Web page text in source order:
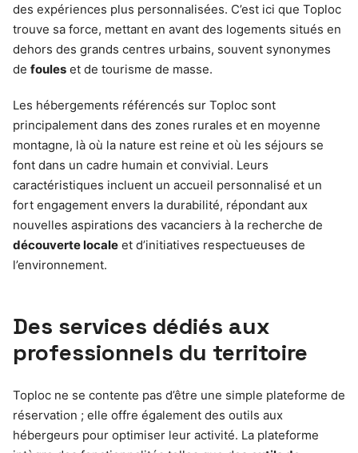
des expériences plus personnalisées. C’est ici que Toploc
trouve sa force, mettant en avant des logements situés en
dehors des grands centres urbains, souvent synonymes
de foules et de tourisme de masse.
Les hébergements référencés sur Toploc sont
principalement dans des zones rurales et en moyenne
montagne, là où la nature est reine et où les séjours se
font dans un cadre humain et convivial. Leurs
caractéristiques incluent un accueil personnalisé et un
fort engagement envers la durabilité, répondant aux
nouvelles aspirations des vacanciers à la recherche de
découverte locale et d’initiatives respectueuses de
l’environnement.
Des services dédiés aux
professionnels du territoire
Toploc ne se contente pas d’être une simple plateforme de
réservation ; elle offre également des outils aux
hébergeurs pour optimiser leur activité. La plateforme